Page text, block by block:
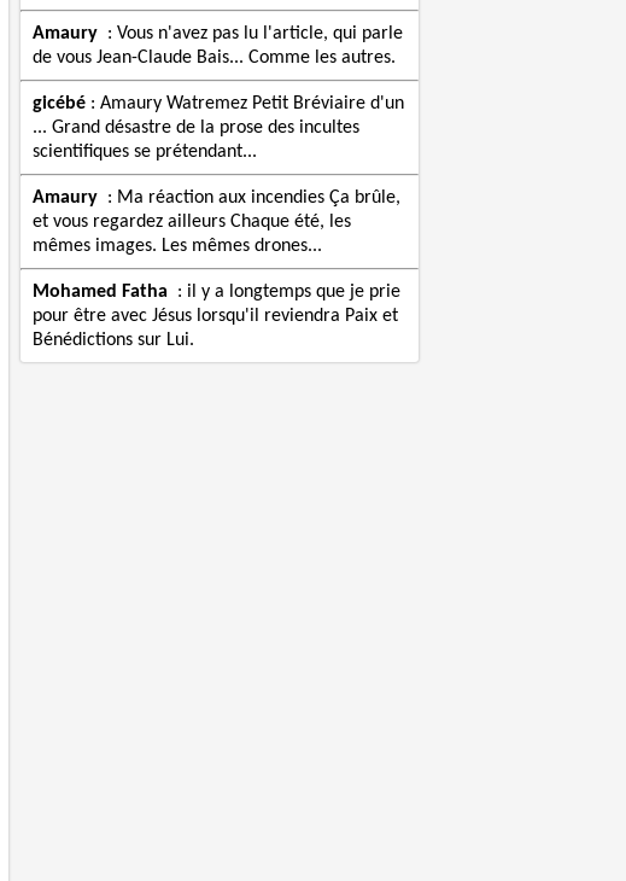
Amaury : Vous n'avez pas lu l'article, qui parle
de vous Jean-Claude Bais... Comme les autres.
gicébé: Amaury Watremez Petit Bréviaire d'un
... Grand désastre de la prose des incultes
scientifiques se prétendant...
Amaury : Ma réaction aux incendies Ça brûle,
et vous regardez ailleurs Chaque été, les
mêmes images. Les mêmes drones...
Mohamed Fatha : il y a longtemps que je prie
pour être avec Jésus lorsqu'il reviendra Paix et
Bénédictions sur Lui.